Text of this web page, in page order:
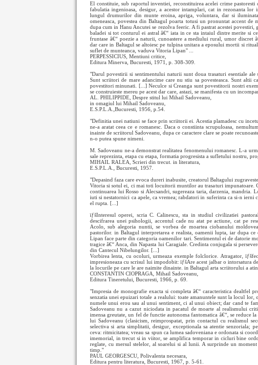
El constituie, sub raportul inventiei, reconstituirea acelei crime
fabulatia ingenioasa, desigur, a acestor intamplari, cat in rezonanta
lungul drumurilor din munte eroina, apriga, voluntara, dar si
omeneasca, povestea din Baltagul poarta totusi un pronuntat accent de
dupa cum in Hanu Ancutei se rezolva feeric. A fi pastrat acestei
baladei si tot conturul ei astral â€“ iata in ce sta intaiul dintre merite si
fruntase â€“ poezie a naturii, cunoastere a mediului rural, umor discret
dar care in Baltagul se altoiesc pe tulpina unitara a eposului mortii si
suflet de munteanca, vaduva Vitoria Lipan" ...
PERPESSICIUS, Mentiuni critice,
Editura Minerva, Bucuresti, 1971, p. 308-309.
"Darul povestirii si sentimentului naturii sunt doua trasaturi esentiale
Sunt scriitori de mare adancime care nu stiu sa povesteasca. Sunt
povestitori minunati. [...] Neculce si Creanga sunt povestitorii nostri
se construieste mereu pe acest dar care, astazi, se manifesta cu un
AL. PHILIPPIDE, Despre stitul lui Mihail Sadoveanu,
in omagiul lui Mihail Sadoveanu,
E.S.P.L.A.,Bucuresti, 1956, p.54.
"Definitia unei natiuni se face prin scriitorii ei. Acestia plamadesc cu
ne-a aratat ceea ce e romanesc. Daca o constiinta scrupuloasa,
inainte de scriitorul Sadoveanu, dupa ce caractere clare se poate
n-o putea spune nimeni.
M. Sadoveanu ne-a demonstrat realitatea fenomenului romanesc. L-a
sale reprezinta, etapa cu etapa, formatia progresista a sufletului nostru,
MIHAIL RALEA, Scrieri din trecut. in literatura,
E.S.P.L.A., Bucuresti, 1957.
"Depasind faza care evoca dureri inabusite, creatorul Baltagului
Vitoria si sotul ei, ci mai toti locuitorii muntilor au trasaturi impunatoare.
continuarea lui Rosso si Alecsandri, sugereaza taria, darzenia,
iuti si nestatornici ca apele, ca vremea; rabdatori in suferinta ca si-n
el rupta. [...]
ïƒšInteresul operei, scria C. Calinescu, sta in studiul civilizatiei
descifrarea unei psihologii, accentul cade nu atat pe actiune, cat pe
Acolo, sub alegoria nuntii, se vorbea de moartea ciobanului
pastorilor. in Baltagul interpretarea e realista, oamenii lupta, iar dupa
Lipan face parte din categoria oamenilor tari. Sentimentul ei de datorie
tragice â€“ Anca, din Napasta lui Caragiale. Credinta conjugala si
din Cantecul Nibelungilor. [...]
Vorbirea lenta, cu ocoluri, urmeaza exemple folclorice. Atragator,
impresioneaza cu scrisul lui impodobit: ïƒšAre acest jalbar o intorsatura
la locurile pe care le are naimite dinainte. in Baltagul arta scriitorului a
CONSTANTIN CIOPRAGA, Mihail Sadoveanu,
Editura Tineretului, Bucuresti, 1966, p. 69.
"Impresia de monografie exacta si completa â€“ caracteristica dealtfel
senzatia unei epuizari totale a realului: toate amanuntele sunt la locul
numele unui erou sau al unui sentiment, ci al unui obiect; dar cand te
Sadoveanu nu a cazut niciodata in pacatul de moarte al realismului
imensa greutate, un fel de functie autonoma fantomatica â€“, se reduce
lui Sadoveanu (clasicism, reimprospatat, prin contactul cu realismul
selectiva si arta simplitatii, desigur, exceptionala sa atentie senzoriala;
ceva: ritmicitatea; vreau sa spun ca lumea sadoveniana e ordonata si
imemorial, in trecut si in viitor, se amplifica temporar in cicluri bine
reglate, cu mersul stelelor, al soarelui si al lunii. A surprinde un
timp."
PAUL GEORGESCU, Polivalenta necesara,
Editura pentru literatura, Bucuresti, 1967, p. 5-61.